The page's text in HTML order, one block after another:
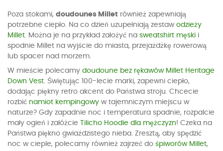
Poza stokami, doudounes Millet również zapewniają
potrzebne ciepło. Na co dzień uzupełniają zestaw odzieży
Millet. Można je na przykład założyć na sweatshirt męski i
spodnie Millet na wyjście do miasta, przejażdżkę rowerową
lub spacer nad morzem.
W mieście polecamy doudoune bez rękawów Millet Heritage
Down Vest. Świętując 100-lecie marki, zapewni ciepło,
dodając piękny retro akcent do Państwa stroju. Chcecie
rozbić namiot kempingowy w tajemniczym miejscu w
naturze? Gdy zapadnie noc i temperatura spadnie, rozpalcie
mały ogień i załóżcie
Tilicho Hoodie dla mężczyzn! Czeka na
Państwa piękno gwiaździstego nieba. Zresztą, aby spędzić
noc w cieple, polecamy również zajrzeć do śpiworów Millet,